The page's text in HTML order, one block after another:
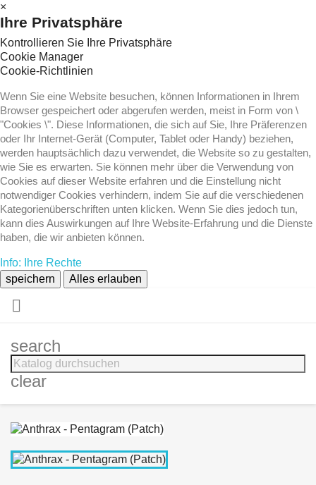
×
Ihre Privatsphäre
Kontrollieren Sie Ihre Privatsphäre
Cookie Manager
Cookie-Richtlinien
Wenn Sie eine Website besuchen, können Informationen in Ihrem
Browser gespeichert oder abgerufen werden, meist in Form von \
"Cookies \". Diese Informationen, die sich auf Sie, Ihre Präferenzen
oder Ihr Internet-Gerät (Computer, Tablet oder Handy) beziehen,
werden hauptsächlich dazu verwendet, die Website so zu gestalten,
wie Sie es erwarten. Sie können mehr über die Verwendung von
Cookies auf dieser Website erfahren und die Einstellung nicht
notwendiger Cookies verhindern, indem Sie auf die verschiedenen
Kategorienüberschriften unten klicken. Wenn Sie dies jedoch tun,
kann dies Auswirkungen auf Ihre Website-Erfahrung und die Dienste
haben, die wir anbieten können.
Info: Ihre Rechte
speichern
Alles erlauben

search
clear